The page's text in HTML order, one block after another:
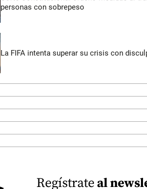
personas con sobrepeso
La FIFA intenta superar su crisis con
Regístrateal